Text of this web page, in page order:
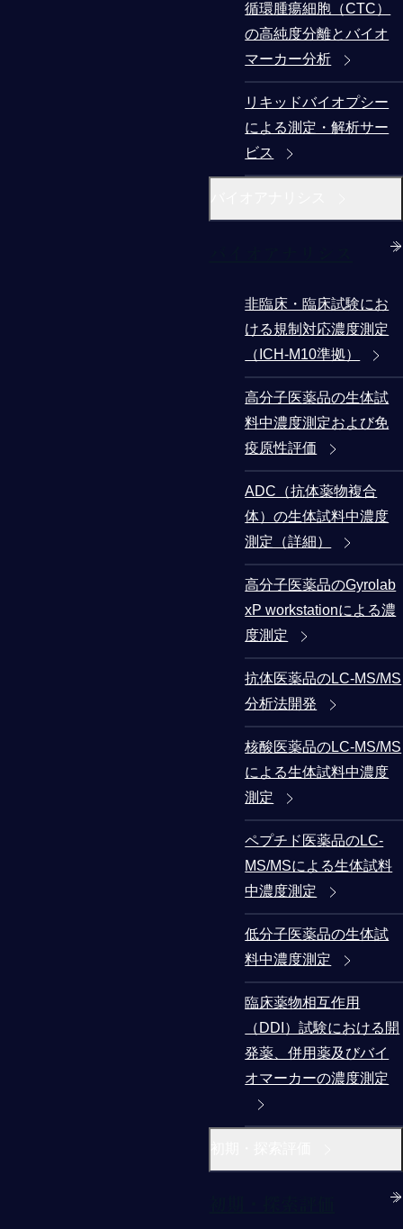
循環腫瘍細胞（CTC）
の高純度分離とバイオ
マーカー分析
リキッドバイオプシー
による測定・解析サー
ビス
非臨床・臨床試験にお
ける規制対応濃度測定
（ICH-M10準拠）
高分子医薬品の生体試
料中濃度測定および免
疫原性評価
ADC（抗体薬物複合
体）の生体試料中濃度
測定（詳細）
高分子医薬品のGyrolab
xP workstationによる濃
度測定
抗体医薬品のLC-MS/MS
分析法開発
核酸医薬品のLC-MS/MS
による生体試料中濃度
測定
ペプチド医薬品のLC-
MS/MSによる生体試料
中濃度測定
低分子医薬品の生体試
料中濃度測定
臨床薬物相互作用
（DDI）試験における開
発薬、併用薬及びバイ
オマーカーの濃度測定